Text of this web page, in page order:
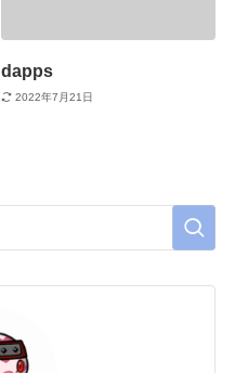
dapps
2022年7月21日